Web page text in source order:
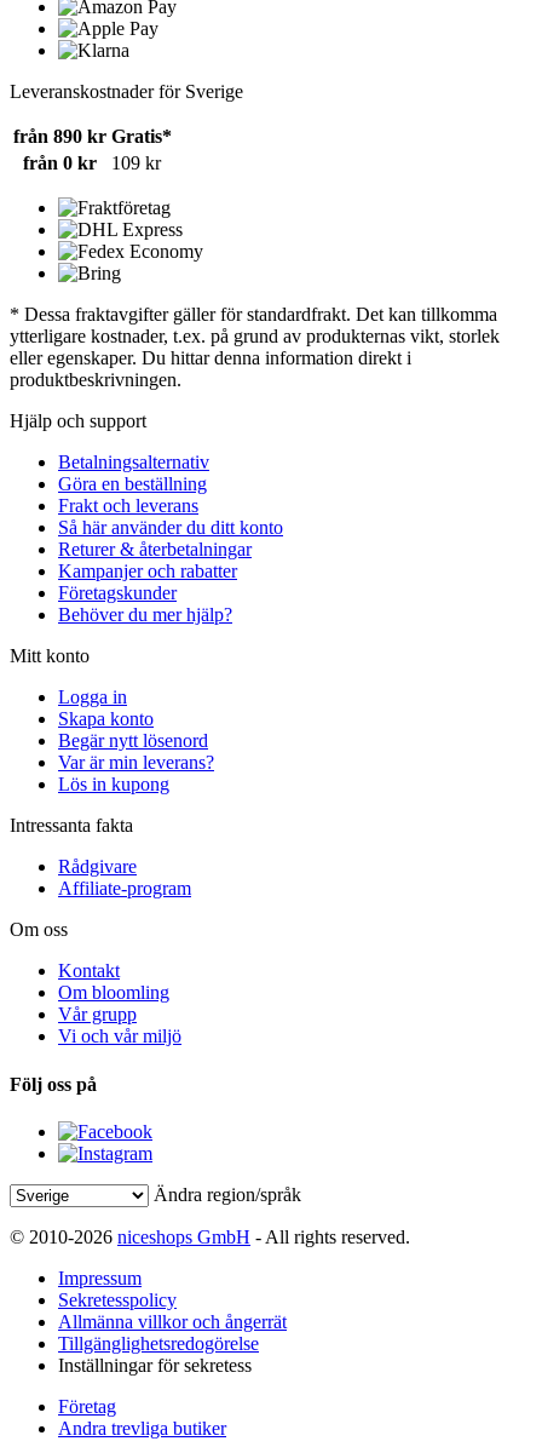
Leveranskostnader för Sverige
från 890 kr Gratis*
från 0 kr
109 kr
* Dessa fraktavgifter gäller för standardfrakt. Det kan tillkomma
ytterligare kostnader, t.ex. på grund av produkternas vikt, storlek
eller egenskaper. Du hittar denna information direkt i
produktbeskrivningen.
Hjälp och support
Betalningsalternativ
Göra en beställning
Frakt och leverans
Så här använder du ditt konto
Returer & återbetalningar
Kampanjer och rabatter
Företagskunder
Behöver du mer hjälp?
Mitt konto
Logga in
Skapa konto
Begär nytt lösenord
Var är min leverans?
Lös in kupong
Intressanta fakta
Rådgivare
Affiliate-program
Om oss
Kontakt
Om bloomling
Vår grupp
Vi och vår miljö
Följ oss på
Ändra region/språk
© 2010-2026 niceshops GmbH - All rights reserved.
Impressum
Sekretesspolicy
Allmänna villkor och ångerrät
Tillgänglighetsredogörelse
Inställningar för sekretess
Företag
Andra trevliga butiker